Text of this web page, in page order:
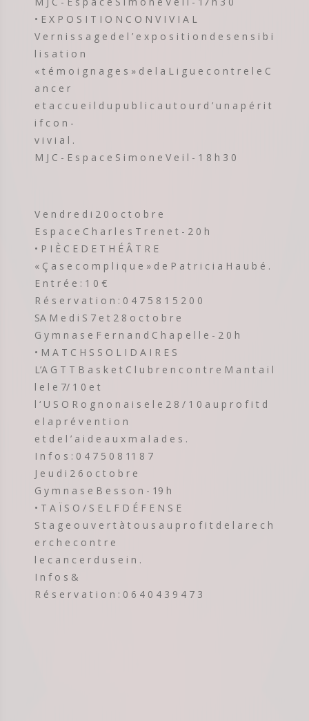
• E X P O S I T I O N C O N V I V I A L
V e r n i s s a g e d e l ’ e x p o s i t i o n d e s e n s i b i
l i s a t i o n
« t é m o i g n a g e s » d e l a L i g u e c o n t r e l e C
a n c e r
e t a c c u e i l d u p u b l i c a u t o u r d ’ u n a p é r i t
i f c o n -
v i v i a l .
M J C - E s p a c e S i m o n e V e i l - 1 8 h 3 0
V e n d r e d i 2 0 o c t o b r e
E s p a c e C h a r l e s T r e n e t - 2 0 h
• P I È C E D E T H É Â T R E
« Ç a s e c o m p l i q u e » d e P a t r i c i a H a u b é .
E n t r é e : 1 0 €
R é s e r v a t i o n : 0 4 7 5 8 1 5 2 0 0
SA M e d i S 7 e t 2 8 o c t o b r e
G y m n a s e F e r n a n d C h a p e l l e - 2 0 h
• M A T C H S S O L I D A I R E S
L’A G T T B a s k e t C l u b r e n c o n t r e M a n t a i l
l e l e 7/ 1 0 e t
l ‘ U S O R o g n o n a i s e l e 2 8 / 1 0 a u p r o f i t d
e l a p r é v e n t i o n
e t d e l ’ a i d e a u x m a l a d e s .
I n f o s : 0 4 7 5 0 8 11 8 7
J e u d i 2 6 o c t o b r e
G y m n a s e B e s s o n - 19 h
• T A Ï S O / S E L F D É F E N S E
S t a g e o u v e r t à t o u s a u p r o f i t d e l a r e c h
e r c h e c o n t r e
l e c a n c e r d u s e i n .
I n f o s &
R é s e r v a t i o n : 0 6 4 0 4 3 9 4 7 3